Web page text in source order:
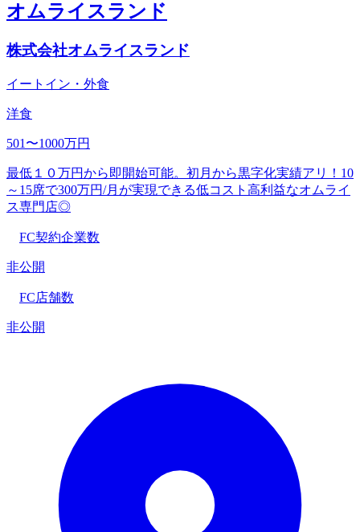
オムライスランド
株式会社オムライスランド
イートイン・外食
洋食
501〜1000万円
最低１０万円から即開始可能。初月から黒字化実績アリ！10
～15席で300万円/月が実現できる低コスト高利益なオムライ
ス専門店◎
FC契約企業数
非公開
FC店舗数
非公開